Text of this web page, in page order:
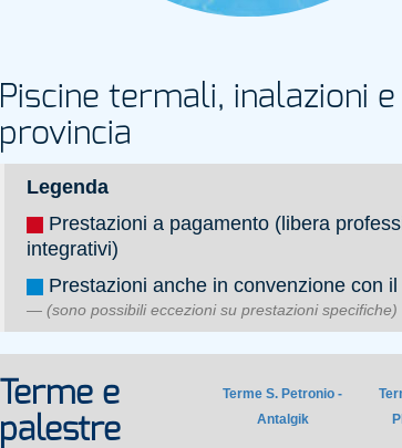
Piscine termali, inalazioni
provincia
Legenda
Prestazioni a pagamento (libera
integrativi)
Prestazioni anche in convenzione con il
(sono possibili eccezioni su prestazioni specifiche)
Terme e
palestre
Terme S. Petronio -
Antalgik